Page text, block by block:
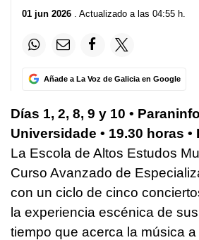
01 jun 2026 . Actualizado a las 04:55 h.
Añade a La Voz de Galicia en Google
Días 1, 2, 8, 9 y 10 •
Universidade • 19.30 horas •
La Escola de Altos Estudos
Curso Avanzado de
con un ciclo de cinco
la experiencia escénica de
tiempo que acerca la música